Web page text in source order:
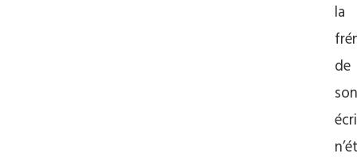
la
de
son